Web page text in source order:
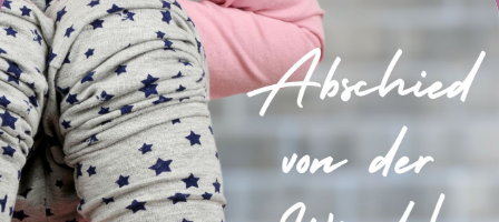
Michelle bereitet ihre Kurse und Workshops mit
viel Liebe, Kreativität und Herzblut vor und
verfügt über viel fundiertes und aktuelles Wissen
rund ums Baby. Jeder Kurs mit ihr war eine
Bereicherung für meine Elternzeit, so dass ich
ihre Angebote von Herzen weiterempfehlen kann
♥️.
Melanie,